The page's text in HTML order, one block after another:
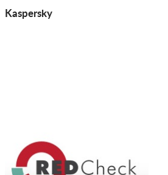
Kaspersky